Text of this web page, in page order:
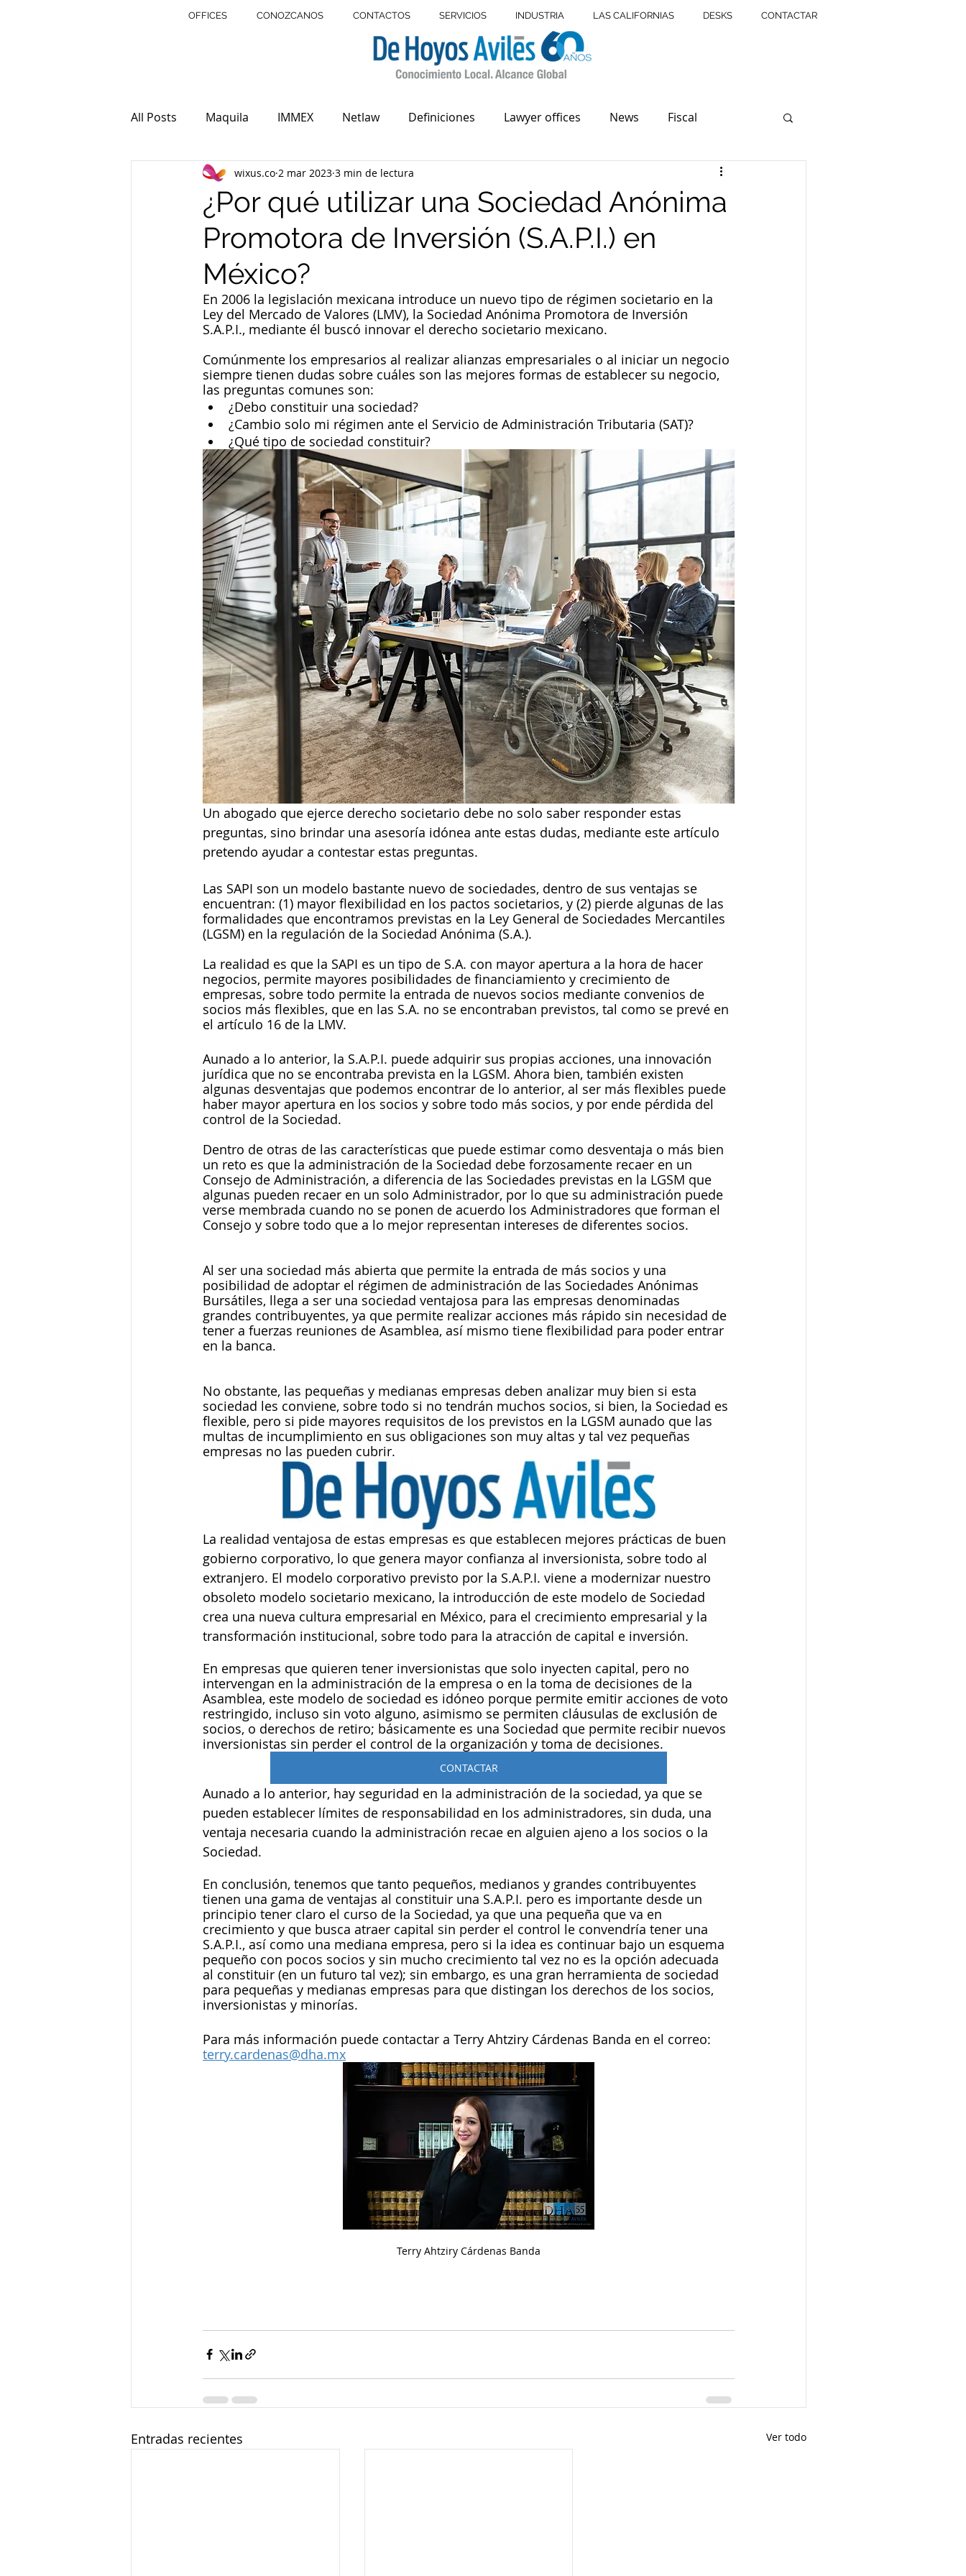
OFFICES CONOZCANOS CONTACTOS SERVICIOS INDUSTRIA LAS CALIFORNIAS DESKS CONTACTAR
All Posts Maquila IMMEX Netlaw Definiciones Lawyer offices News Fiscal
Noticias Derecho Familiar Consejos legales
Ley Laboral Derecho Inmobiliario Derechos Humanos Poder Judicial Cuentas Incobrables
Mercado de Valores
Internacionales
¿Por qué utilizar una Sociedad Anónima
Promotora de Inversión (S.A.P.I.) en
México?
wixus.co 2 mar 2023 3 min de lectura
En 2006 la legislación mexicana introduce un nuevo tipo de régimen societario en la
Ley del Mercado de Valores (LMV), la Sociedad Anónima Promotora de Inversión
S.A.P.I., mediante él buscó innovar el derecho societario mexicano.
Comúnmente los empresarios al realizar alianzas empresariales o al iniciar un negocio
siempre tienen dudas sobre cuáles son las mejores formas de establecer su negocio,
las preguntas comunes son:
¿Debo constituir una sociedad?
¿Cambio solo mi régimen ante el Servicio de Administración Tributaria (SAT)?
¿Qué tipo de sociedad constituir?
Un abogado que ejerce derecho societario debe no solo saber responder estas
preguntas, sino brindar una asesoría idónea ante estas dudas, mediante este artículo
pretendo ayudar a contestar estas preguntas.
Las SAPI son un modelo bastante nuevo de sociedades, dentro de sus ventajas se
encuentran: (1) mayor flexibilidad en los pactos societarios, y (2) pierde algunas de las
formalidades que encontramos previstas en la Ley General de Sociedades Mercantiles
(LGSM) en la regulación de la Sociedad Anónima (S.A.).
La realidad es que la SAPI es un tipo de S.A. con mayor apertura a la hora de hacer
negocios, permite mayores posibilidades de financiamiento y crecimiento de
empresas, sobre todo permite la entrada de nuevos socios mediante convenios de
socios más flexibles, que en las S.A. no se encontraban previstos, tal como se prevé en
el artículo 16 de la LMV.
Aunado a lo anterior, la S.A.P.I. puede adquirir sus propias acciones, una innovación
jurídica que no se encontraba prevista en la LGSM. Ahora bien, también existen
algunas desventajas que podemos encontrar de lo anterior, al ser más flexibles puede
haber mayor apertura en los socios y sobre todo más socios, y por ende pérdida del
control de la Sociedad.
Dentro de otras de las características que puede estimar como desventaja o más bien
un reto es que la administración de la Sociedad debe forzosamente recaer en un
Consejo de Administración, a diferencia de las Sociedades previstas en la LGSM que
algunas pueden recaer en un solo Administrador, por lo que su administración puede
verse membrada cuando no se ponen de acuerdo los Administradores que forman el
Consejo y sobre todo que a lo mejor representan intereses de diferentes socios.
Al ser una sociedad más abierta que permite la entrada de más socios y una
posibilidad de adoptar el régimen de administración de las Sociedades Anónimas
Bursátiles, llega a ser una sociedad ventajosa para las empresas denominadas
grandes contribuyentes, ya que permite realizar acciones más rápido sin necesidad de
tener a fuerzas reuniones de Asamblea, así mismo tiene flexibilidad para poder entrar
en la banca.
No obstante, las pequeñas y medianas empresas deben analizar muy bien si esta
sociedad les conviene, sobre todo si no tendrán muchos socios, si bien, la Sociedad es
flexible, pero si pide mayores requisitos de los previstos en la LGSM aunado que las
multas de incumplimiento en sus obligaciones son muy altas y tal vez pequeñas
empresas no las pueden cubrir.
La realidad ventajosa de estas empresas es que establecen mejores prácticas de buen
gobierno corporativo, lo que genera mayor confianza al inversionista, sobre todo al
extranjero. El modelo corporativo previsto por la S.A.P.I. viene a modernizar nuestro
obsoleto modelo societario mexicano, la introducción de este modelo de Sociedad
crea una nueva cultura empresarial en México, para el crecimiento empresarial y la
transformación institucional, sobre todo para la atracción de capital e inversión.
En empresas que quieren tener inversionistas que solo inyecten capital, pero no
intervengan en la administración de la empresa o en la toma de decisiones de la
Asamblea, este modelo de sociedad es idóneo porque permite emitir acciones de voto
restringido, incluso sin voto alguno, asimismo se permiten cláusulas de exclusión de
socios, o derechos de retiro; básicamente es una Sociedad que permite recibir nuevos
inversionistas sin perder el control de la organización y toma de decisiones.
CONTACTAR
Aunado a lo anterior, hay seguridad en la administración de la sociedad, ya que se
pueden establecer límites de responsabilidad en los administradores, sin duda, una
ventaja necesaria cuando la administración recae en alguien ajeno a los socios o la
Sociedad.
En conclusión, tenemos que tanto pequeños, medianos y grandes contribuyentes
tienen una gama de ventajas al constituir una S.A.P.I. pero es importante desde un
principio tener claro el curso de la Sociedad, ya que una pequeña que va en
crecimiento y que busca atraer capital sin perder el control le convendría tener una
S.A.P.I., así como una mediana empresa, pero si la idea es continuar bajo un esquema
pequeño con pocos socios y sin mucho crecimiento tal vez no es la opción adecuada
al constituir (en un futuro tal vez); sin embargo, es una gran herramienta de sociedad
para pequeñas y medianas empresas para que distingan los derechos de los socios,
inversionistas y minorías.
Para más información puede contactar a Terry Ahtziry Cárdenas Banda en el correo:
terry.cardenas@dha.mx
Terry Ahtziry Cárdenas Banda
Entradas recientes Ver todo